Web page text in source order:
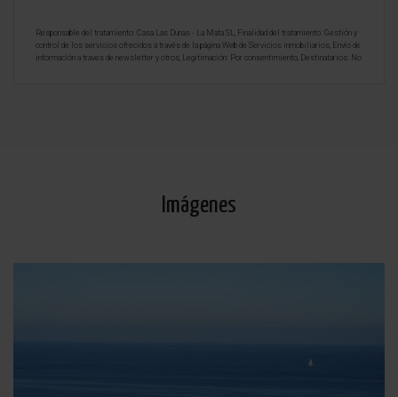
Responsable del tratamiento: Casa Las Dunas - La Mata SL, Finalidad del tratamiento: Gestión y
control de los servicios ofrecidos a través de la página Web de Servicios inmobiliarios, Envío de
información a traves de newsletter y otros, Legitimación: Por consentimiento, Destinatarios: No
Imágenes